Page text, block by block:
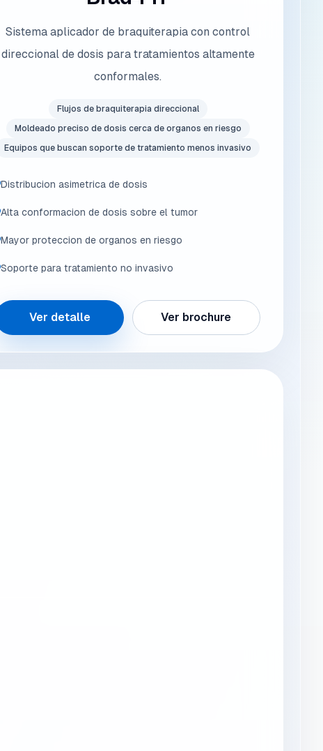
Sistema aplicador de braquiterapia con control
direccional de dosis para tratamientos altamente
conformales.
Flujos de braquiterapia direccional
Moldeado preciso de dosis cerca de organos en riesgo
Equipos que buscan soporte de tratamiento menos invasivo
Distribucion asimetrica de dosis
Alta conformacion de dosis sobre el tumor
Mayor proteccion de organos en riesgo
Soporte para tratamiento no invasivo
Ver detalle Ver brochure